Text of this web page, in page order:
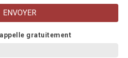
gratuitement